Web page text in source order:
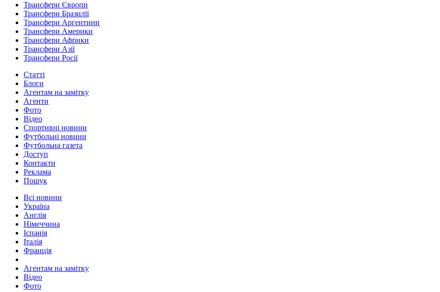
Трансфери Європи
Трансфери Бразилії
Трансфери Аргентини
Трансфери Америки
Трансфери Африки
Трансфери Азії
Трансфери Росії
Статті
Блоги
Агентам на замітку
Агенти
Фото
Відео
Спортивні новини
Футбольні новини
Футбольна газета
Доступ
Контакти
Реклама
Пошук
Всі новини
Україна
Англія
Німеччина
Іспанія
Італія
Франція
Агентам на замітку
Відео
Фото